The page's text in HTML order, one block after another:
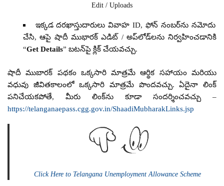
Edit / Uploads
ఇక్కడ దరఖాస్తుదారులు వివాహ ID, ఫోన్ నంబర్‌ను నమోదు
చేసి, ఆపై షాదీ ముభారక్ ఎడిట్ / అప్‌లోడ్‌లను నిర్వహించడానికి
“Get Details” బటన్‌పై క్లిక్ చేయవచ్చు.
షాదీ ముబారక్ పథకం ఒక్కసారి మాత్రమే ఆర్థిక సహాయం మరియు
వధువు జీవితకాలంలో ఒక్కసారి మాత్రమే పొందవచ్చు. ఏదైనా లింక్
పనిచేయకపోతే, మీరు లింక్‌ను కూడా సందర్శించవచ్చు –
https://telanganaepass.cgg.gov.in/ShaadiMubharakLinks.jsp
Click Here to Telangana Unemployment Allowance Scheme